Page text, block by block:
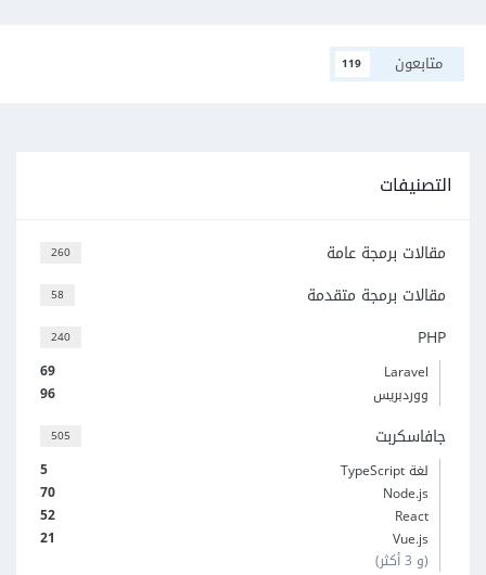
متابعون 119
التصنيفات
260 مقالات برمجة عامة
58 مقالات برمجة متقدمة
240 PHP
69
Laravel
96
ووردبريس
505 جافاسكربت
5
لغة TypeScript
70
Node.js
52
React
21
Vue.js
(و 3 أكثر)